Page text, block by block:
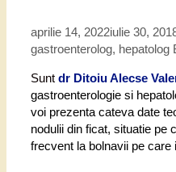
aprilie 14, 2022iulie 30,
gastroenterolog, hepatolog
Sunt dr Ditoiu Alecse
gastroenterologie si
voi prezenta cateva date
nodulii din ficat, situatie pe
frecvent la bolnavii pe care